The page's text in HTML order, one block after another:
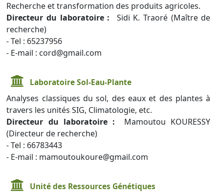
Recherche et transformation des produits agricoles.
Directeur du laboratoire :
Sidi K. Traoré (Maître de
recherche)
- Tel : 65237956
- E-mail : cord@gmail.com
Laboratoire Sol-Eau-Plante
Analyses classiques du sol, des eaux et des plantes à
travers les unités SIG, Climatologie, etc.
Directeur du laboratoire :
Mamoutou KOURESSY
(Directeur de recherche)
- Tel : 66783443
- E-mail : mamoutoukoure@gmail.com
Unité des Ressources Génétiques